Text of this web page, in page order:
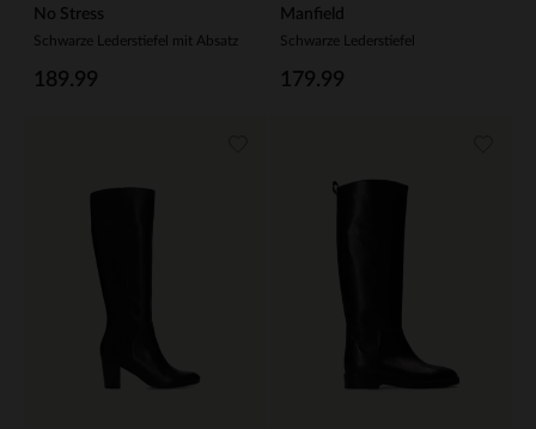
No Stress
Schwarze Lederstiefel mit Absatz
189.99
Manfield
Schwarze Lederstiefel
179.99